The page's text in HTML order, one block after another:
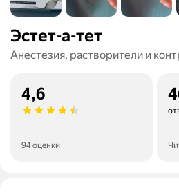
Эстет-а-тет
Анестезия, растворители и
4,6
94 оценки